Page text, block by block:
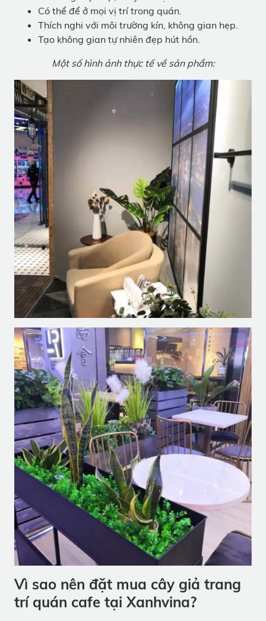
Có thể để ở mọi vị trí trong quán.
Thích nghi với môi trường kín, không gian hẹp.
Tạo không gian tự nhiên đẹp hút hồn.
Một số hình ảnh thực tế về sản phẩm:
Vì sao nên đặt mua cây giả trang
trí quán cafe tại Xanhvina?